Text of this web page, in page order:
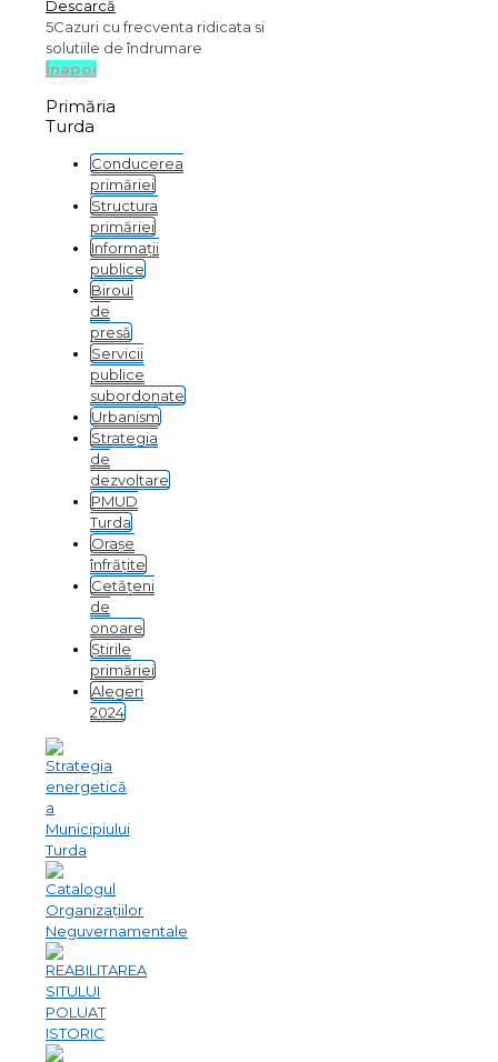
Descarcă
5Cazuri cu frecventa ridicata si
solutiile de îndrumare
Înapoi
Primăria
Turda
Conducerea
primăriei
Structura
primăriei
Informații
publice
Biroul
de
presă
Servicii
publice
subordonate
Urbanism
Strategia
de
dezvoltare
PMUD
Turda
Orașe
înfrățite
Cetățeni
de
onoare
Știrile
primăriei
Alegeri
2024